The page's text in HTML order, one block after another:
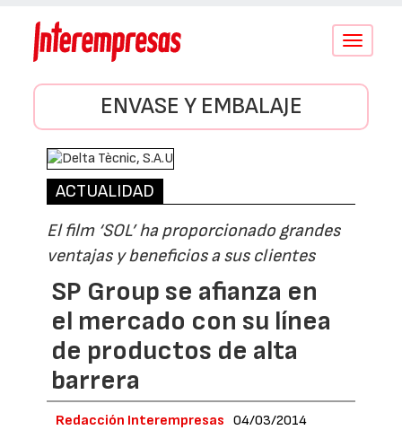
Conmutar
ENVASE Y EMBALAJE
ACTUALIDAD
El film ‘SOL’ ha proporcionado grandes
ventajas y beneficios a sus clientes
SP Group se afianza en
el mercado con su línea
de productos de alta
barrera
Redacción Interempresas 04/03/2014